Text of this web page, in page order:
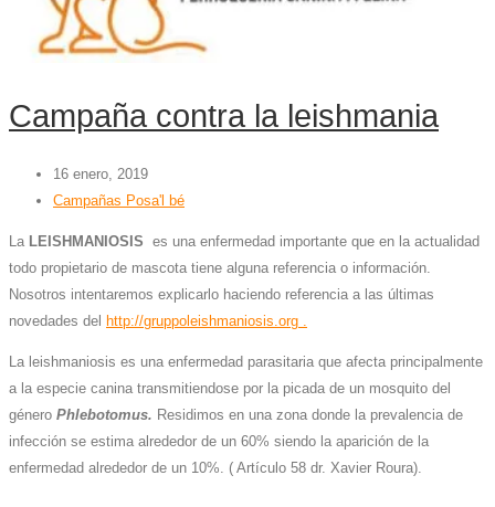
Campaña contra la leishmania
16 enero, 2019
Campañas Posa'l bé
La LEISHMANIOSIS es una enfermedad importante que en la actualidad
todo propietario de mascota tiene alguna referencia o información.
Nosotros intentaremos explicarlo haciendo referencia a las últimas
novedades del http://gruppoleishmaniosis.org .
La leishmaniosis es una enfermedad parasitaria que afecta principalmente
a la especie canina transmitiendose por la picada de un mosquito del
género Phlebotomus. Residimos en una zona donde la prevalencia de
infección se estima alrededor de un 60% siendo la aparición de la
enfermedad alrededor de un 10%. ( Artículo 58 dr. Xavier Roura).